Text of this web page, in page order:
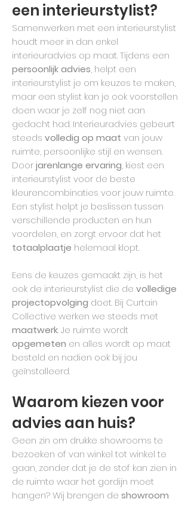
een interieurstylist?
Samenwerken met een interieurstylist
houdt meer in dan enkel
interieuradvies op maat. Tijdens een
persoonlijk advies, helpt een
interieurstylist je om keuzes te maken,
maar een stylist kan je ook voorstellen
doen waar je zelf nog niet aan
gedacht had. Interieuradvies gebeurt
steeds volledig op maat van jouw
ruimte, persoonlijke stijl en wensen.
Doorjarenlange ervaring, kiest een
interieurstylist voor de beste
kleurencombinaties voor jouw ruimte.
Een stylist helpt je beslissen tussen
verschillende producten en hun
voordelen, en zorgt ervoor dat het
totaalplaatje helemaal klopt.
Eens de keuzes gemaakt zijn, is het
ook de interieurstylist die de volledige
projectopvolging doet. Bij Curtain
Collective werken we steeds met
maatwerk. Je ruimte wordt
opgemeten en alles wordt op maat
besteld en nadien ook bij jou
geïnstalleerd.
Waarom kiezen voor
advies aan huis?
Geen zin om drukke showrooms te
bezoeken of van winkel tot winkel te
gaan, zonder dat je de stof kan zien in
de ruimte waar het gordijn moet
hangen? Wij brengen de showroom